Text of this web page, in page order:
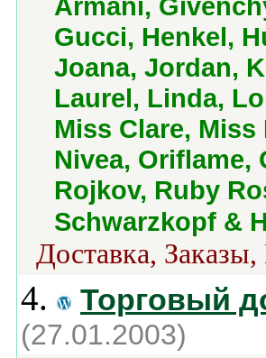
Gucci, Henkel,
Joana, Jordan,
Laurel, Linda,
Miss Clare, Miss
Nivea, Oriflame,
Rojkov, Ruby
Schwarzkopf &
Доставка,
4. Торговый
(27.01.2003)